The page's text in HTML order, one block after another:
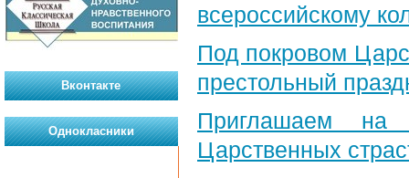
всероссийскому
Под покровом
престольный
Приглашаем на
Царственных
Вконтакте
Однокласники